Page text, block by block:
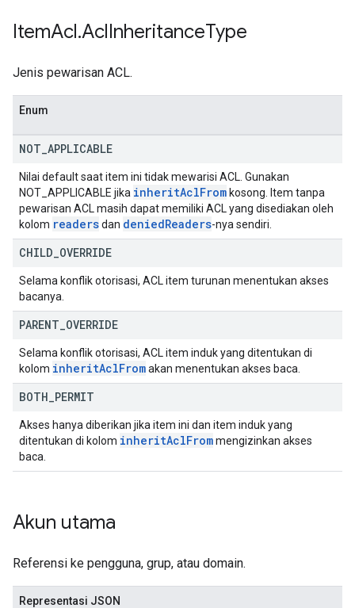
ItemAcl.AclInheritanceType
Jenis pewarisan ACL.
Enum
NOT APPLICABLE
Nilai default saat item ini tidak mewarisi ACL. Gunakan
NOT_APPLICABLE jika inheritAclFrom kosong. Item tanpa
pewarisan ACL masih dapat memiliki ACL yang disediakan oleh
kolom readersdan deniedReaders-nya sendiri.
CHILD OVERRIDE
Selama konflik otorisasi, ACL item turunan menentukan akses
bacanya.
PARENT OVERRIDE
Selama konflik otorisasi, ACL item induk yang ditentukan di
kolom inheritAclFromakan menentukan akses baca.
BOTH PERMIT
Akses hanya diberikan jika item ini dan item induk yang
ditentukan di kolom inheritAclFrommengizinkan akses
baca.
Akun utama
Referensi ke pengguna, grup, atau domain.
Representasi JSON